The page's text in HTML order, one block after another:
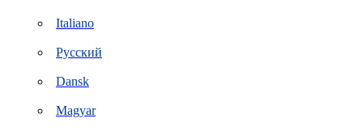
Italiano
Русский
Dansk
Magyar